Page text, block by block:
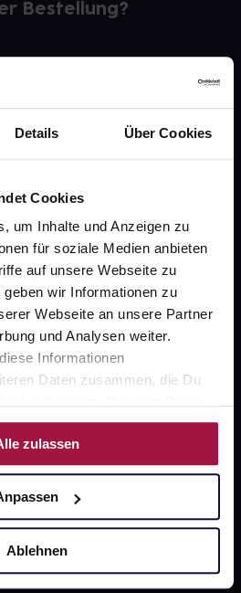
Details Über Cookies
Cookies
um Inhalte und Anzeigen zu
für soziale Medien anbieten
auf unsere Webseite zu
wir Informationen zu
Webseite an unsere Partner
und Analysen weiter.
Informationen
Daten zusammen, die Du
haben.
zulassen
Ablehnen
Bestellung?